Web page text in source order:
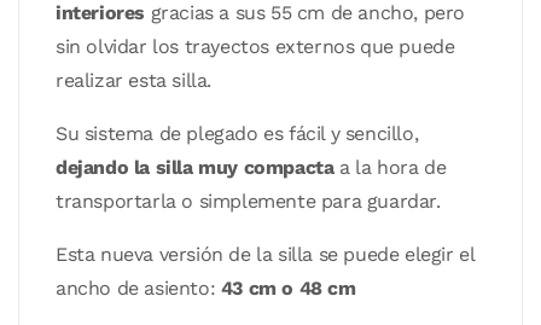
interiores gracias a sus 55 cm de ancho, pero
sin olvidar los trayectos externos que puede
realizar esta silla.
Su sistema de plegado es fácil y sencillo,
dejando la silla muy compactaa la hora de
transportarla o simplemente para guardar.
Esta nueva versión de la silla se puede elegir el
ancho de asiento: 43 cm o 48 cm